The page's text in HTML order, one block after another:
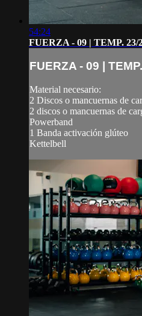
54:24
FUERZA - 09 | TEMP. 23/
FUERZA - 09 |
Material necesario:
2 Discos o mancuernas de
2 discos o mancuernas de
Powerband
1 Banda activación glúteo
Kettelbell